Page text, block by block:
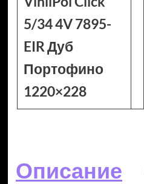
5/34 4V 7895-
EIR Дуб
Портофино
1220×228
Описание